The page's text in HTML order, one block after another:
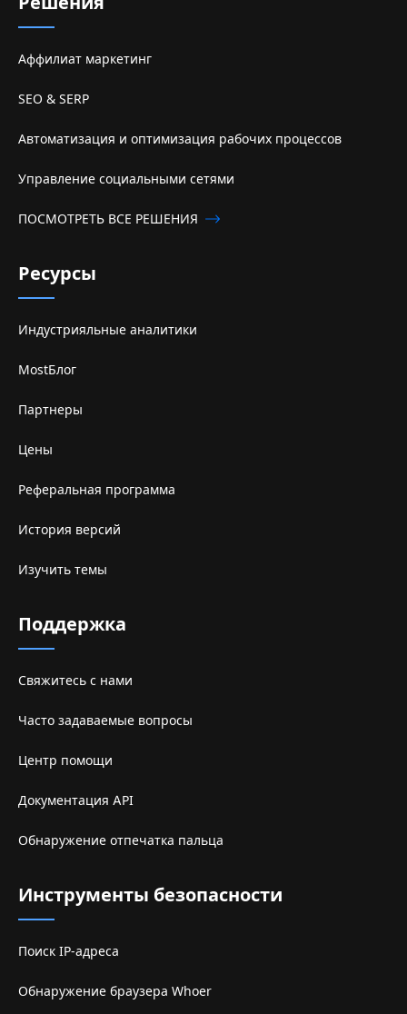
Аффилиат маркетинг
SEO & SERP
Автоматизация и оптимизация рабочих процессов
Управление социальными сетями
ПОСМОТРЕТЬ ВСЕ РЕШЕНИЯ
Ресурсы
Индустрияльные аналитики
MostБлог
Партнеры
Цены
Реферальная программа
История версий
Изучить темы
Поддержка
Свяжитесь с нами
Часто задаваемые вопросы
Центр помощи
Документация API
Обнаружение отпечатка пальца
Инструменты безопасности
Поиск IP-адреса
Обнаружение браузера Whoer